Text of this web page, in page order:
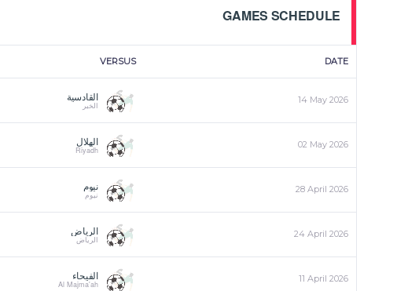
GAMES SCHEDULE
DATE
VERSUS
14 May 2026 القادسية
الخبر
02 May 2026 الهلال
Riyadh
28 April 2026 نيوم
نيوم
24 April 2026 الرياض
الرياض
11 April 2026 الفيحاء
Al Majma'ah